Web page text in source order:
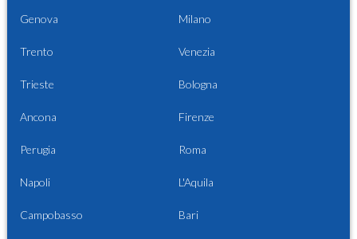
Genova Milano
Trento Venezia
Trieste Bologna
Ancona Firenze
Perugia Roma
Napoli L'Aquila
Campobasso Bari